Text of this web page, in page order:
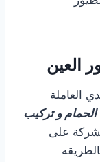
العين
العاملة
و تركيب
على